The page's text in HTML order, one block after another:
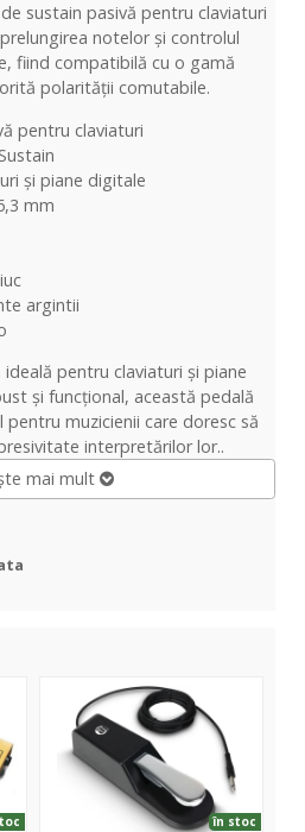
sustain pasivă pentru claviaturi
notelor și controlul
fiind compatibilă cu o gamă
polarității comutabile.
pentru claviaturi
și piane digitale
mm
argintii
pentru claviaturi și piane
și funcțional, această pedală
pentru muzicienii care doresc să
interpretărilor lor..
mai mult
Sustain
în stoc